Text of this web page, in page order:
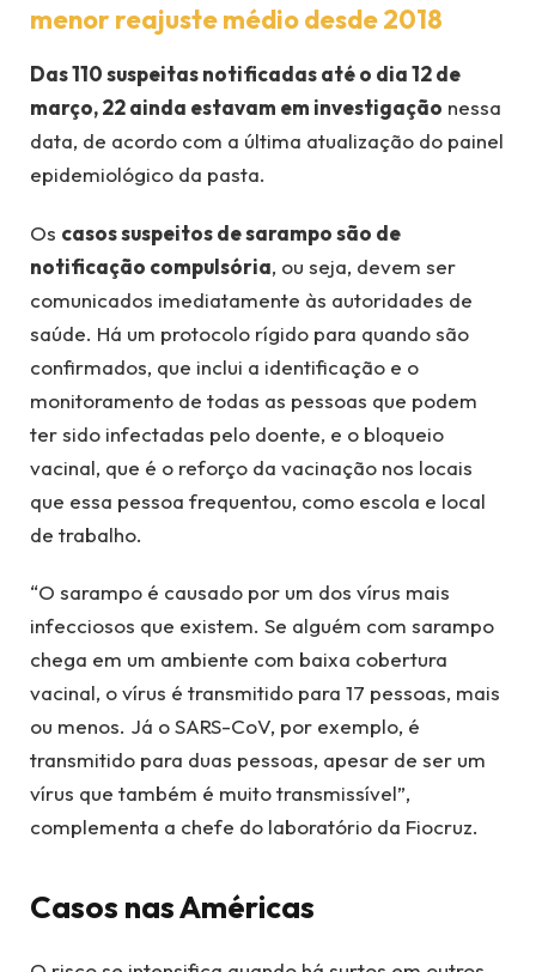
menor reajuste médio desde 2018
Das 110 suspeitas notificadas até o dia 12 de
março, 22 ainda estavam em investigação nessa
data, de acordo com a última atualização do painel
epidemiológico da pasta.
Os casos suspeitos de sarampo são de
notificação compulsória, ou seja, devem ser
comunicados imediatamente às autoridades de
saúde. Há um protocolo rígido para quando são
confirmados, que inclui a identificação e o
monitoramento de todas as pessoas que podem
ter sido infectadas pelo doente, e o bloqueio
vacinal, que é o reforço da vacinação nos locais
que essa pessoa frequentou, como escola e local
de trabalho.
“O sarampo é causado por um dos vírus mais
infecciosos que existem. Se alguém com sarampo
chega em um ambiente com baixa cobertura
vacinal, o vírus é transmitido para 17 pessoas, mais
ou menos. Já o SARS-CoV, por exemplo, é
transmitido para duas pessoas, apesar de ser um
vírus que também é muito transmissível”,
complementa a chefe do laboratório da Fiocruz.
Casos nas Américas